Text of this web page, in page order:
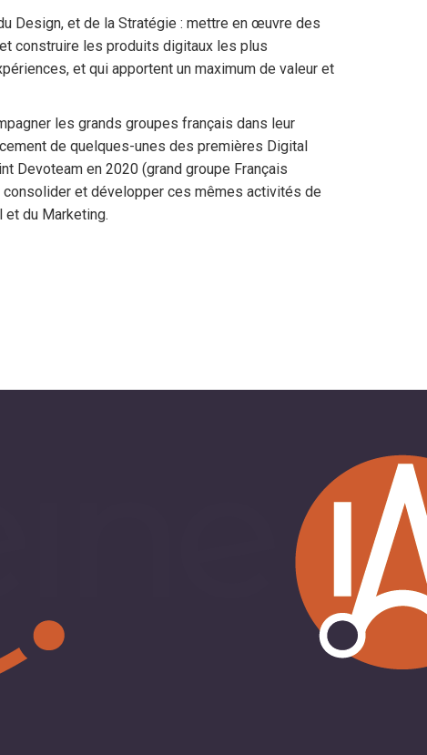
Design, et de la Stratégie : mettre en œuvre des
construire les produits digitaux les plus
et qui apportent un maximum de valeur et
les grands groupes français dans leur
de quelques-unes des premières Digital
Devoteam en 2020 (grand groupe Français
et développer ces mêmes activités de
du Marketing.